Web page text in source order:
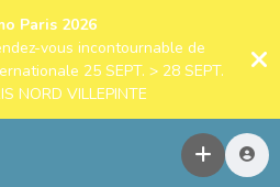
Paris 2026
vous incontournable de
25 SEPT. > 28 SEPT.
NORD VILLEPINTE